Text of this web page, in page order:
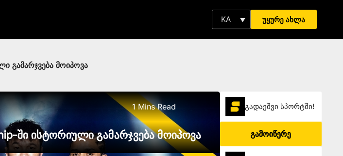
KA უყურე ახლა
გამარჯვება მოიპოვა
1 Mins Read
ში ისტორიული გამარჯვება მოიპოვა
გადაეშვი სპორტში!
გამოიწერე